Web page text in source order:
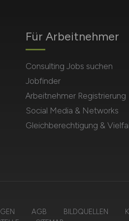
Für Arbeitnehmer
Consulting Jobs suchen
Jobfinder
Arbeitnehmer Registrierung
Social Media & Networks
Gleichberechtigung &
AGB BILDQUELLEN